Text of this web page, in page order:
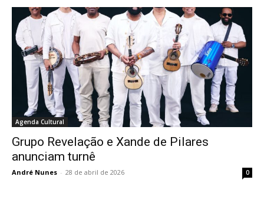
Agenda Cultural
Grupo Revelação e Xande de Pilares
anunciam turnê
André Nunes - 28 de abril de 2026 0